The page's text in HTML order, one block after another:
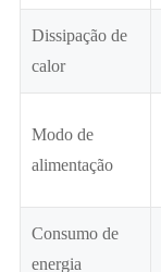
Dissipação de
calor
Modo de
alimentação
Consumo de
energia